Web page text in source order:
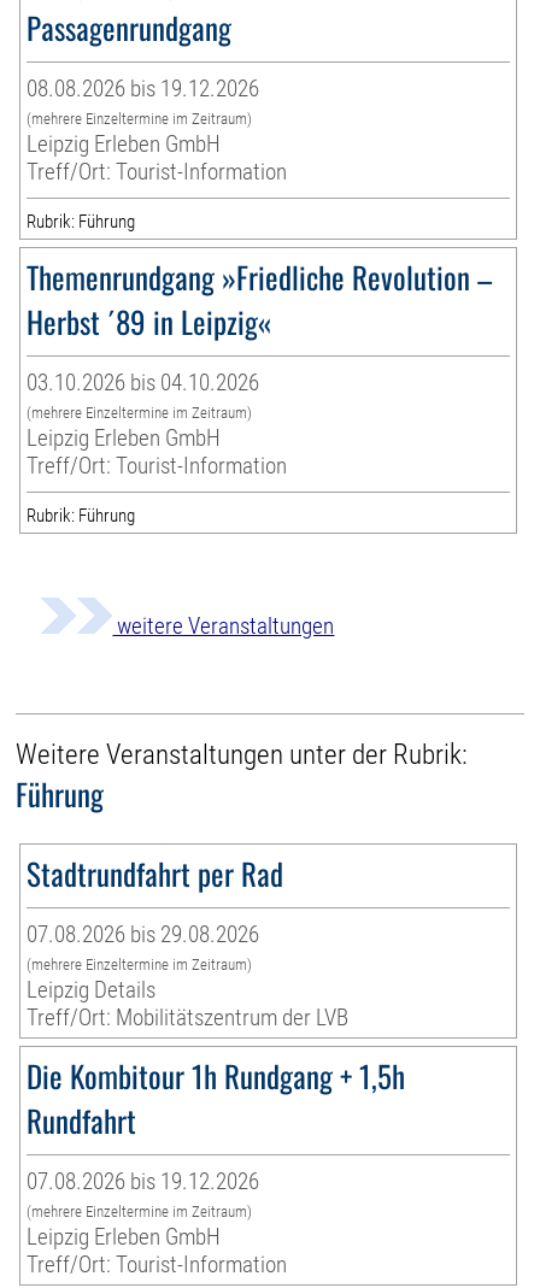
Passagenrundgang
08.08.2026 bis 19.12.2026
(mehrere Einzeltermine im Zeitraum)
Leipzig Erleben GmbH
Treff/Ort: Tourist-Information
Rubrik: Führung
Themenrundgang »Friedliche Revolution –
Herbst ´89 in Leipzig«
03.10.2026 bis 04.10.2026
(mehrere Einzeltermine im Zeitraum)
Leipzig Erleben GmbH
Treff/Ort: Tourist-Information
Rubrik: Führung
weitere Veranstaltungen
Weitere Veranstaltungen unter der Rubrik:
Führung
Stadtrundfahrt per Rad
07.08.2026 bis 29.08.2026
(mehrere Einzeltermine im Zeitraum)
Leipzig Details
Treff/Ort: Mobilitätszentrum der LVB
Die Kombitour 1h Rundgang + 1,5h
Rundfahrt
07.08.2026 bis 19.12.2026
(mehrere Einzeltermine im Zeitraum)
Leipzig Erleben GmbH
Treff/Ort: Tourist-Information